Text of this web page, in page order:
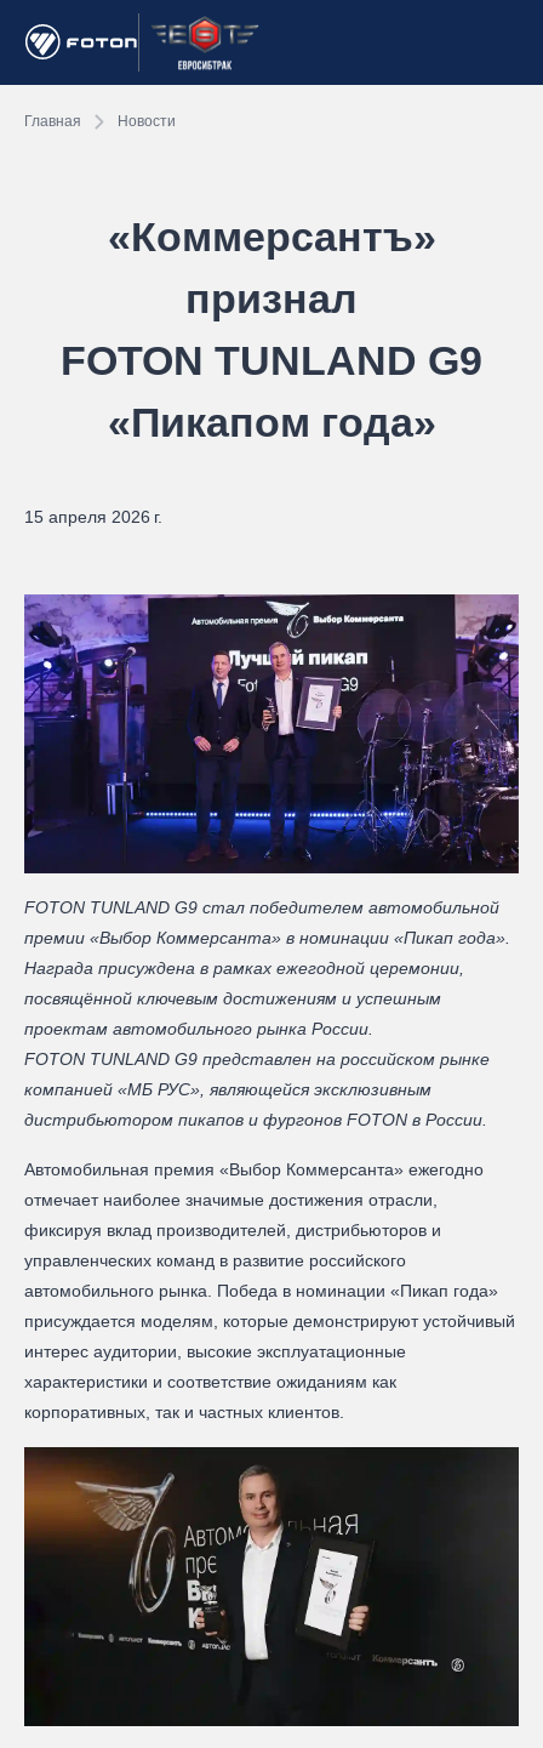
Главная Новости
«Коммерсантъ»
признал
FOTON TUNLAND G9
«Пикапом года»
15 апреля 2026 г.
FOTON TUNLAND G9 стал победителем автомобильной
премии «Выбор Коммерсанта» в номинации «Пикап года».
Награда присуждена в рамках ежегодной церемонии,
посвящённой ключевым достижениям и успешным
проектам автомобильного рынка России.
FOTON TUNLAND G9 представлен на российском рынке
компанией «МБ РУС», являющейся эксклюзивным
дистрибьютором пикапов и фургонов FOTON в России.
Автомобильная премия «Выбор Коммерсанта» ежегодно
отмечает наиболее значимые достижения отрасли,
фиксируя вклад производителей, дистрибьюторов и
управленческих команд в развитие российского
автомобильного рынка. Победа в номинации «Пикап года»
присуждается моделям, которые демонстрируют устойчивый
интерес аудитории, высокие эксплуатационные
характеристики и соответствие ожиданиям как
корпоративных, так и частных клиентов.